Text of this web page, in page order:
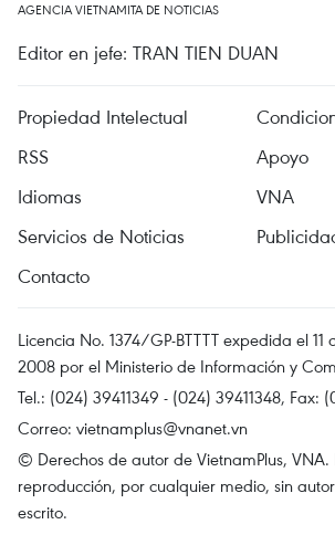
AGENCIA VIETNAMITA DE NOTICIAS
Editor en jefe: TRAN TIEN DUAN
Propiedad Intelectual
RSS
Apoyo
Idiomas
VNA
Servicios de Noticias
Contacto
Licencia No. 1374/GP-BTTTT expedida el
2008 por el Ministerio de Información y
Tel.: (024) 39411349 - (024) 39411348, Fax:
Correo: vietnamplus@vnanet.vn
© Derechos de autor de VietnamPlus, VNA.
reproducción, por cualquier medio, sin
escrito.